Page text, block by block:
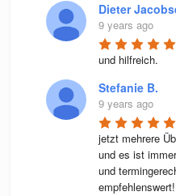
Dieter
9 years ago
und hilfreich.
Stefanie B.
9 years ago
jetzt mehrere
und es ist
und